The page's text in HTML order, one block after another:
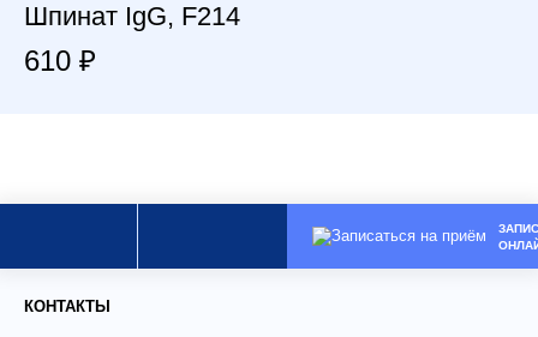
Шпинат IgG, F214
610 ₽
КОНТАКТЫ